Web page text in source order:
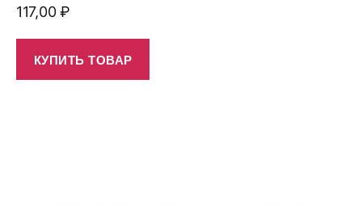
117,00₽
КУПИТЬ ТОВАР